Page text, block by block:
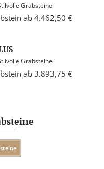
Grabsteine
ab 4.462,50 €
Grabsteine
ab 3.893,75 €